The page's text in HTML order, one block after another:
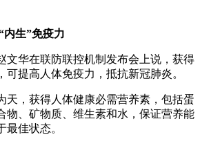
内生”免疫力
文华在联防联控机制发布会上说，获得
可提高人体免疫力，抵抗新冠肺炎。
天，获得人体健康必需营养素，包括蛋
物、矿物质、维生素和水，保证营养能
最佳状态。